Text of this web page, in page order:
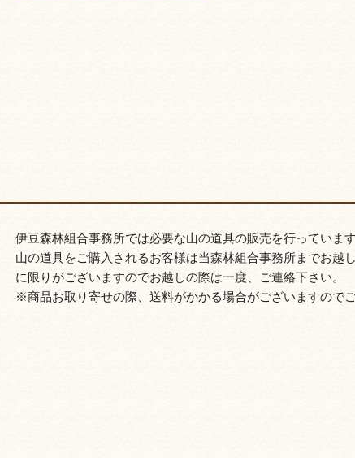
伊豆森林組合事務所では必要な山の道具の販売を行っています
山の道具をご購入されるお客様は当森林組合事務所までお越
に限りがございますのでお越しの際は一度、ご連絡下さい。
※商品お取り寄せの際、送料がかかる場合がございますのでご